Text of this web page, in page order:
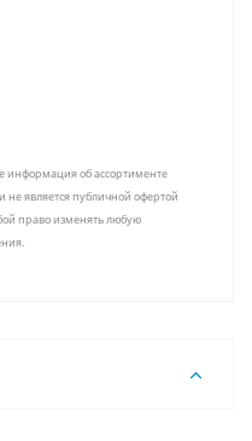
информация об ассортименте
является публичной офертой
право изменять любую